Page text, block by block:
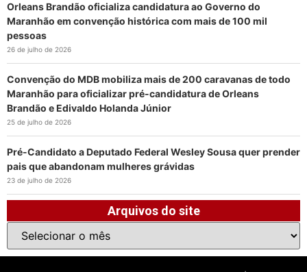
Orleans Brandão oficializa candidatura ao Governo do
Maranhão em convenção histórica com mais de 100 mil
pessoas
26 de julho de 2026
Convenção do MDB mobiliza mais de 200 caravanas de todo
Maranhão para oficializar pré-candidatura de Orleans
Brandão e Edivaldo Holanda Júnior
25 de julho de 2026
Pré-Candidato a Deputado Federal Wesley Sousa quer prender
pais que abandonam mulheres grávidas
23 de julho de 2026
Arquivos do site